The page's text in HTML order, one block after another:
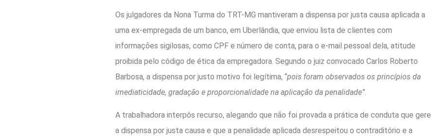
Os julgadores da Nona Turma do TRT-MG mantiveram a dispensa por justa causa aplicada a
uma ex-empregada de um banco, em Uberlândia, que enviou lista de clientes com
informações sigilosas, como CPF e número de conta, para o e-mail pessoal dela, atitude
proibida pelo código de ética da empregadora. Segundo o juiz convocado Carlos Roberto
Barbosa, a dispensa por justo motivo foi legítima, “pois foram observados os princípios da
imediaticidade, gradação e proporcionalidade na aplicação da penalidade”.
A trabalhadora interpôs recurso, alegando que não foi provada a prática de conduta que gere
a dispensa por justa causa e que a penalidade aplicada desrespeitou o contraditório e a